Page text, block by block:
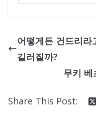
어떻게든 건드리라
길러질까?
무키 베
Share This Post: